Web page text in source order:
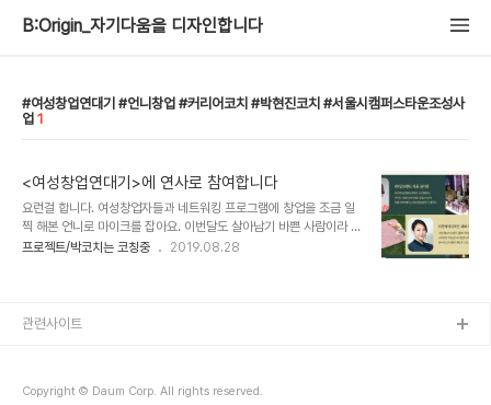
B:Origin_자기다움을 디자인합니다
여성창업연대기 #언니창업 #커리어코치 #박현진코치 #서울시캠퍼스타운조성사
업 1
<여성창업연대기>에 연사로 참여합니다
요런걸 합니다. 여성창업자들과 네트워킹 프로그램에 창업을 조금 일
찍 해본 언니로 마이크를 잡아요. 이번달도 살아남기 바쁜 사람이라 섭
외가 들어왔을 때 참 망설였는데 주관사에서 보여준 저 편지글을 보고
www.onoffmix.com [9/21] 언니 창업 연대기 ; 창업 이후 참 막막
프로젝트/박코치는 코칭중 2019.08.28
Copyright © Daum Corp. All rights reserved.
관련사이트